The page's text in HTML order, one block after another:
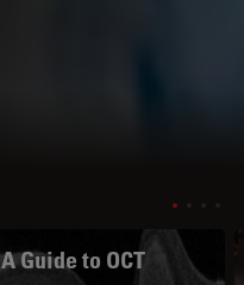
A Guide to OCT